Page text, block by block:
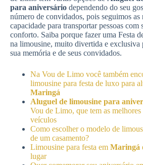
para aniversário dependendo do seu
número de convidados, pois seguimos as
capacidade para transportar pessoas com
conforto. Saiba porque fazer uma Festa
na limousine, muito divertida e exclusiva
sua memória e de seus convidados.
Na Vou de Limo você também
limousine para festa de luxo para
Maringá
Aluguel de limousine para
Vou de Limo, que tem as melhores
veículos
Como escolher o modelo de
de um casamento?
Limousine para festa em Maringá
lugar